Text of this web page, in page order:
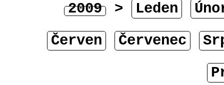
2009 > Leden
Červen
Červenec